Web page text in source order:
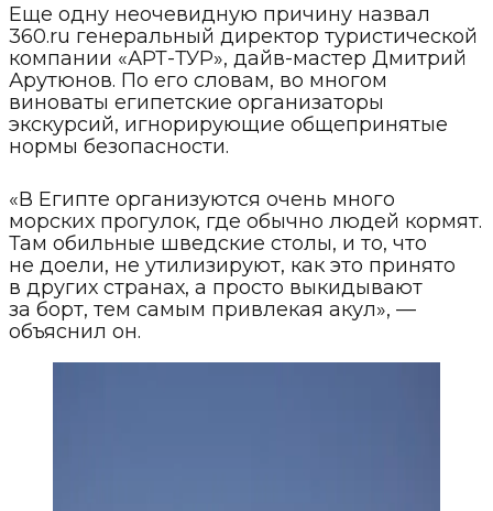
Еще одну неочевидную причину назвал
360.ru генеральный директор туристической
компании «АРТ-ТУР», дайв-мастер Дмитрий
Арутюнов. По его словам, во многом
виноваты египетские организаторы
экскурсий, игнорирующие общепринятые
нормы безопасности.
«В Египте организуются очень много
морских прогулок, где обычно людей кормят.
Там обильные шведские столы, и то, что
не доели, не утилизируют, как это принято
в других странах, а просто выкидывают
за борт, тем самым привлекая акул», —
объяснил он.